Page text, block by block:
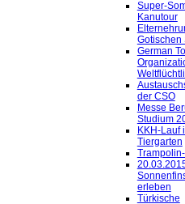
Super-
Kanutour
Gotischen
German
der CSO
Messe
Studium
KKH-Lauf
Tiergarten
erleben
Türkische